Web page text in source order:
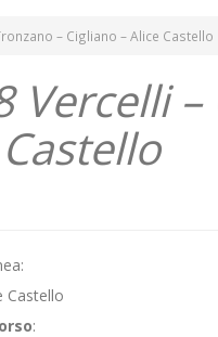
– Cigliano – Alice Castello
Vercelli
Castello
: